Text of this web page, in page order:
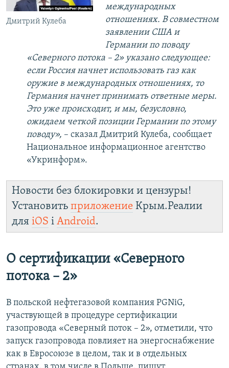
Дмитрий Кулеба
международных
отношениях. В совместном
заявлении США и
Германии по поводу
«Северного потока – 2» указано следующее:
если Россия начнет использовать газ как
оружие в международных отношениях, то
Германия начнет принимать ответные меры.
Это уже происходит, и мы, безусловно,
ожидаем четкой позиции Германии по этому
поводу», – сказал Дмитрий Кулеба, сообщает
Национальное информационное агентство
«Укринформ».
Новости без блокировки и цензуры!
Установить приложение Крым.Реалии
для iOS і Android.
O сертификации «Северного
потока – 2»
В польской нефтегазовой компания PGNiG,
участвующей в процедуре сертификации
газопровода «Северный поток – 2», отметили, что
запуск газопровода повлияет на энергоснабжение
как в Евросоюзе в целом, так и в отдельных